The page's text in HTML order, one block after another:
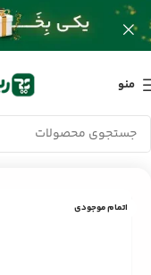
منو
خانه/محصولات/لوازم
اتمام موجودی